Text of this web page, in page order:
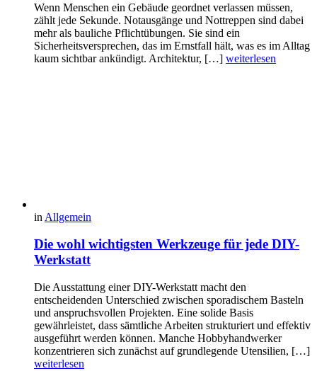
Wenn Menschen ein Gebäude geordnet verlassen müssen,
zählt jede Sekunde. Notausgänge und Nottreppen sind dabei
mehr als bauliche Pflichtübungen. Sie sind ein
Sicherheitsversprechen, das im Ernstfall hält, was es im Alltag
kaum sichtbar ankündigt. Architektur, […] weiterlesen
in Allgemein
Die wohl wichtigsten Werkzeuge für jede DIY-
Werkstatt
Die Ausstattung einer DIY-Werkstatt macht den
entscheidenden Unterschied zwischen sporadischem Basteln
und anspruchsvollen Projekten. Eine solide Basis
gewährleistet, dass sämtliche Arbeiten strukturiert und effektiv
ausgeführt werden können. Manche Hobbyhandwerker
konzentrieren sich zunächst auf grundlegende Utensilien, […]
weiterlesen